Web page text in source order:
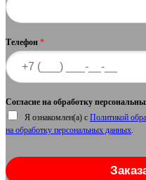
Телефон *
Согласие на обработку
Я ознакомлен(а) с Политикой
на обработку персональных данных.